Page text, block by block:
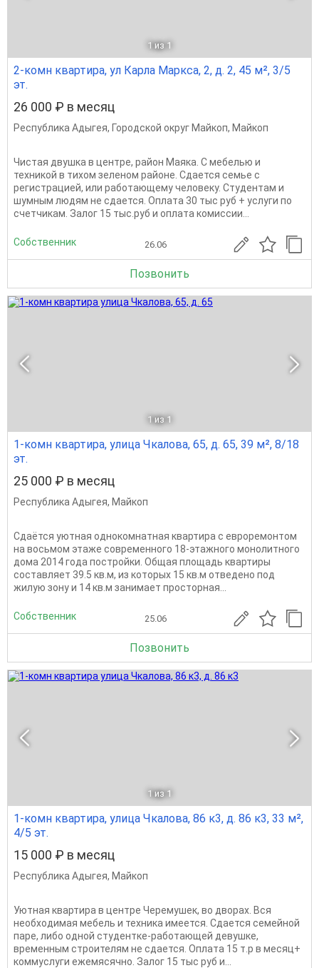
1 из 1
2-комн квартира, ул Карла Маркса, 2, д. 2, 45 м², 3/5
эт.
26 000 ₽ в месяц
Республика Адыгея, Городской округ Майкоп, Майкоп
Чистая двушка в центре, район Маяка. С мебелью и
техникой в тихом зеленом районе. Сдается семье с
регистрацией, или работающему человеку. Студентам и
шумным людям не сдается. Оплата 30 тыс руб + услуги по
счетчикам. Залог 15 тыс.руб и оплата комиссии...
Собственник 26.06
Позвонить
1 из 1
1-комн квартира, улица Чкалова, 65, д. 65, 39 м², 8/18
эт.
25 000 ₽ в месяц
Республика Адыгея, Майкоп
Сдаётся уютная однокомнатная квартира с евроремонтом
на восьмом этаже современного 18-этажного монолитного
дома 2014 года постройки. Общая площадь квартиры
составляет 39.5 кв.м, из которых 15 кв.м отведено под
жилую зону и 14 кв.м занимает просторная...
Собственник 25.06
Позвонить
1 из 1
1-комн квартира, улица Чкалова, 86 к3, д. 86 к3, 33 м²,
4/5 эт.
15 000 ₽ в месяц
Республика Адыгея, Майкоп
Уютная квартира в центре Черемушек, во дворах. Вся
необходимая мебель и техника имеется. Сдается семейной
паре, либо одной студентке-работающей девушке,
временным строителям не сдается. Оплата 15 т.р в месяц+
коммуслуги ежемясячно. Залог 15 тыс руб и...